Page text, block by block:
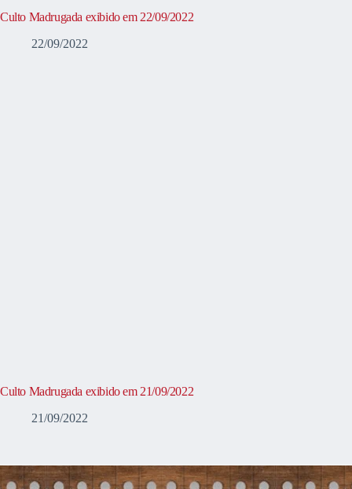
Culto Madrugada exibido em 22/09/2022
22/09/2022
Culto Madrugada exibido em 21/09/2022
21/09/2022